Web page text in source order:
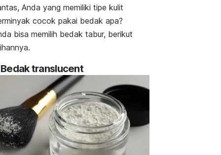
Anda yang memiliki tipe kulit
cocok pakai bedak apa?
bisa memilih bedak tabur, berikut
Bedaktranslucent